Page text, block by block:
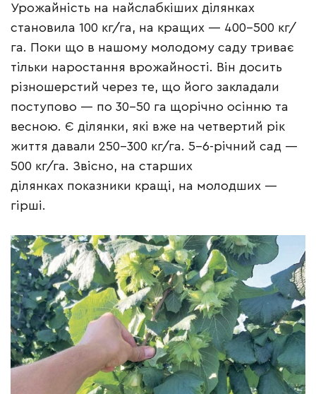
Урожайність на найслабкіших ділянках
становила 100 кг/га, на кращих — 400–500 кг/
га. Поки що в нашому молодому саду триває
тільки наростання врожайності. Він досить
різношерстий через те, що його закладали
поступово — по 30–50 га щорічно осінню та
весною. Є ділянки, які вже на четвертий рік
життя давали 250–300 кг/га. 5–6-річний сад —
500 кг/га. Звісно, на старших
ділянках показники кращі, на молодших —
гірші.